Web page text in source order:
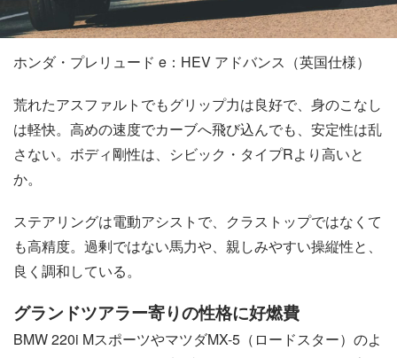
ホンダ・プレリュード e：HEV アドバンス（英国仕様）
荒れたアスファルトでもグリップ力は良好で、身のこなし
は軽快。高めの速度でカーブへ飛び込んでも、安定性は乱
さない。ボディ剛性は、シビック・タイプRより高いと
か。
ステアリングは電動アシストで、クラストップではなくて
も高精度。過剰ではない馬力や、親しみやすい操縦性と、
良く調和している。
グランドツアラー寄りの性格に好燃費
BMW 220i MスポーツやマツダMX-5（ロードスター）のよ